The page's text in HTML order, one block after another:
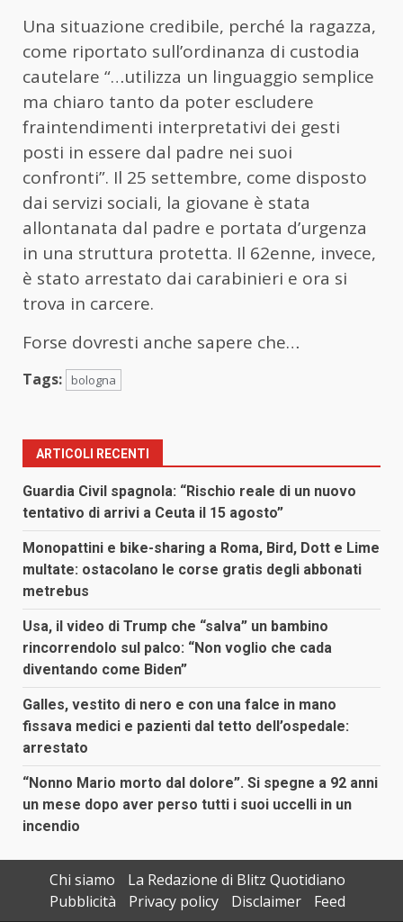
Una situazione credibile, perché la ragazza,
come riportato sull’ordinanza di custodia
cautelare “…utilizza un linguaggio semplice
ma chiaro tanto da poter escludere
fraintendimenti interpretativi dei gesti
posti in essere dal padre nei suoi
confronti”. Il 25 settembre, come disposto
dai servizi sociali, la giovane è stata
allontanata dal padre e portata d’urgenza
in una struttura protetta. Il 62enne, invece,
è stato arrestato dai carabinieri e ora si
trova in carcere.
Forse dovresti anche sapere che…
Tags: bologna
ARTICOLI RECENTI
Guardia Civil spagnola: “Rischio reale di un nuovo
tentativo di arrivi a Ceuta il 15 agosto”
Monopattini e bike-sharing a Roma, Bird, Dott e Lime
multate: ostacolano le corse gratis degli abbonati
metrebus
Usa, il video di Trump che “salva” un bambino
rincorrendolo sul palco: “Non voglio che cada
diventando come Biden”
Galles, vestito di nero e con una falce in mano
fissava medici e pazienti dal tetto dell’ospedale:
arrestato
“Nonno Mario morto dal dolore”. Si spegne a 92 anni
un mese dopo aver perso tutti i suoi uccelli in un
incendio
Chi siamo
La Redazione di Blitz Quotidiano
Pubblicità
Privacy policy Disclaimer Feed